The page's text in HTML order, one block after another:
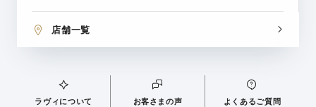
店舗一覧
ラヴィについて お客さまの声 よくあるご質問